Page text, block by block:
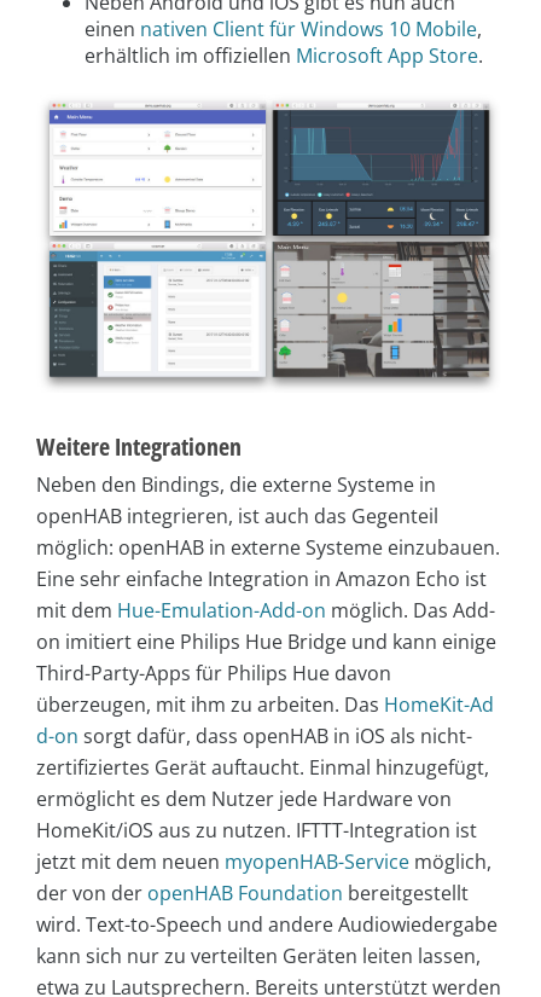
einen nativen Client für Windows 10 Mobile,
erhältlich im offiziellen Microsoft App Store.
Weitere Integrationen
Neben den Bindings, die externe Systeme in
openHAB integrieren, ist auch das Gegenteil
möglich: openHAB in externe Systeme einzubauen.
Eine sehr einfache Integration in Amazon Echo ist
mit dem Hue-Emulation-Add-on möglich. Das Add-
on imitiert eine Philips Hue Bridge und kann einige
Third-Party-Apps für Philips Hue davon
überzeugen, mit ihm zu arbeiten. Das HomeKit-Ad
d-on sorgt dafür, dass openHAB in iOS als nicht-
zertifiziertes Gerät auftaucht. Einmal hinzugefügt,
ermöglicht es dem Nutzer jede Hardware von
HomeKit/iOS aus zu nutzen. IFTTT-Integration ist
jetzt mit dem neuen myopenHAB-Service möglich,
der von der openHAB Foundation bereitgestellt
wird. Text-to-Speech und andere Audiowiedergabe
kann sich nur zu verteilten Geräten leiten lassen,
etwa zu Lautsprechern. Bereits unterstützt werden